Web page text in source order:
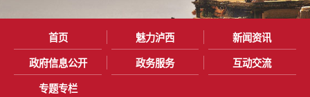
首页 魅力泸西 新闻资讯
政府信息公开 政务服务 互动交流
专题专栏